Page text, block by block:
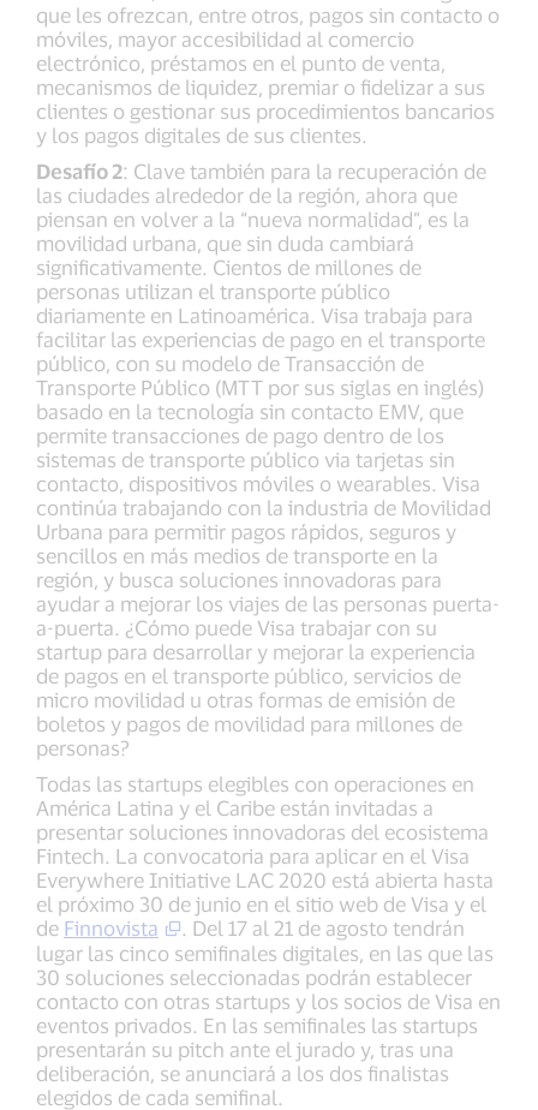
que les ofrezcan, entre otros, pagos sin contacto o
móviles, mayor accesibilidad al comercio
electrónico, préstamos en el punto de venta,
mecanismos de liquidez, premiar o fidelizar a sus
clientes o gestionar sus procedimientos bancarios
y los pagos digitales de sus clientes.
Desafío 2: Clave también para la recuperación de
las ciudades alrededor de la región, ahora que
piensan en volver a la “nueva normalidad”, es la
movilidad urbana, que sin duda cambiará
significativamente. Cientos de millones de
personas utilizan el transporte público
diariamente en Latinoamérica. Visa trabaja para
facilitar las experiencias de pago en el transporte
público, con su modelo de Transacción de
Transporte Público (MTT por sus siglas en inglés)
basado en la tecnología sin contacto EMV, que
permite transacciones de pago dentro de los
sistemas de transporte público via tarjetas sin
contacto, dispositivos móviles o wearables. Visa
continúa trabajando con la industria de Movilidad
Urbana para permitir pagos rápidos, seguros y
sencillos en más medios de transporte en la
región, y busca soluciones innovadoras para
ayudar a mejorar los viajes de las personas puerta-
a-puerta. ¿Cómo puede Visa trabajar con su
startup para desarrollar y mejorar la experiencia
de pagos en el transporte público, servicios de
micro movilidad u otras formas de emisión de
boletos y pagos de movilidad para millones de
personas?
Todas las startups elegibles con operaciones en
América Latina y el Caribe están invitadas a
presentar soluciones innovadoras del ecosistema
Fintech. La convocatoria para aplicar en el Visa
Everywhere Initiative LAC 2020 está abierta hasta
el próximo 30 de junio en el sitio web de Visa y el
de Finnovista
. Del 17 al 21 de agosto tendrán
lugar las cinco semifinales digitales, en las que las
30 soluciones seleccionadas podrán establecer
contacto con otras startups y los socios de Visa en
eventos privados. En las semifinales las startups
presentarán su pitch ante el jurado y, tras una
deliberación, se anunciará a los dos finalistas
elegidos de cada semifinal.